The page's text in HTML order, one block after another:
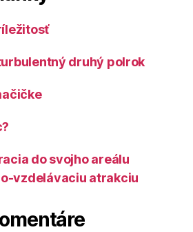
druhý polrok
do svojho areálu
vzdelávaciu atrakciu